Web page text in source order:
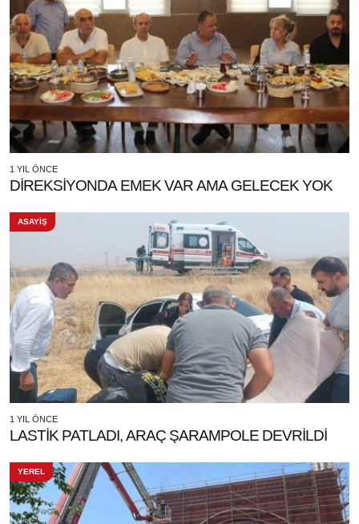
1 YIL ÖNCE
DİREKSİYONDA EMEK VAR AMA GELECEK YOK
ASAYİŞ
1 YIL ÖNCE
LASTİK PATLADI, ARAÇ ŞARAMPOLE DEVRİLDİ
YEREL